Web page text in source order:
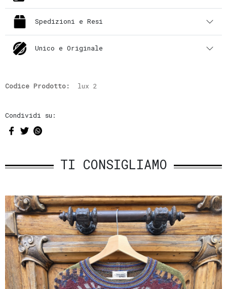
Spedizioni e Resi
Unico e Originale
Codice Prodotto: lux 2
Condividi su:
TI CONSIGLIAMO